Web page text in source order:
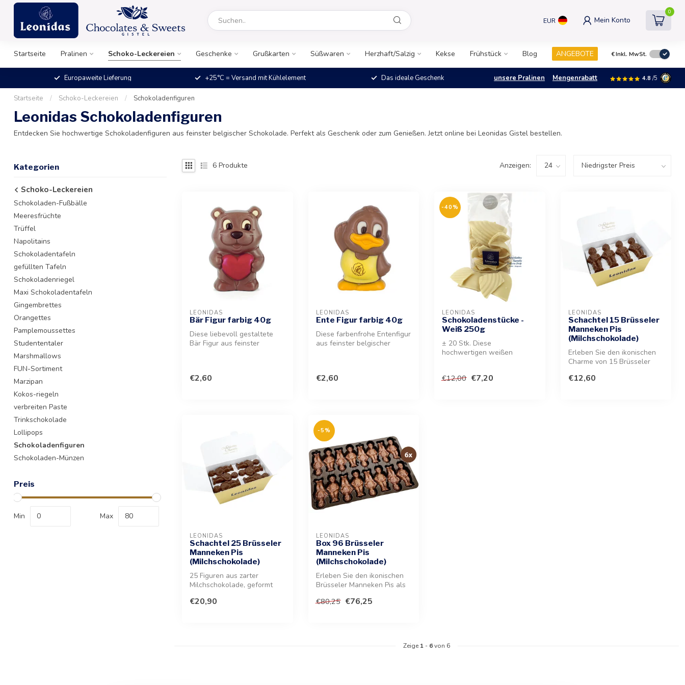
EUR Mein Konto
0
Startseite Pralinen Schoko-Leckereien Geschenke Grußkarten Süßwaren Herzhaft/Salzig Kekse Frühstück Blog ANGEBOTE €Inkl. MwSt.
Europaweite Lieferung +25°C = Versand mit Kühlelement Das ideale Geschenk unsere Pralinen Mengenrabatt 4.8 /5
Startseite / Schoko-Leckereien / Schokoladenfiguren
Leonidas Schokoladenfiguren
Entdecken Sie hochwertige Schokoladenfiguren aus feinster belgischer Schokolade. Perfekt als Geschenk oder zum Genießen. Jetzt online bei Leonidas Gistel bestellen.
Kategorien
Schoko-Leckereien
Schokoladen-Fußbälle
Meeresfrüchte
Trüffel
Napolitains
Schokoladentafeln
gefüllten Tafeln
Schokoladenriegel
Maxi Schokoladentafeln
Gingembrettes
Orangettes
Pamplemoussettes
Studententaler
Marshmallows
FUN-Sortiment
Marzipan
Kokos-riegeln
verbreiten Paste
Trinkschokolade
Lollipops
Schokoladenfiguren
Schokoladen-Münzen
Preis
Min Max
6 Produkte Anzeigen:
LEONIDAS
Bär Figur farbig 40g
Diese liebevoll gestaltete
Bär Figur aus feinster
€2,60
LEONIDAS
Ente Figur farbig 40g
Diese farbenfrohe Entenfigur
aus feinster belgischer
€2,60
-40%
LEONIDAS
Schokoladenstücke -
Weiß 250g
± 20 Stk. Diese
hochwertigen weißen
€12,00 €7,20
LEONIDAS
Schachtel 15 Brüsseler
Manneken Pis
(Milchschokolade)
Erleben Sie den ikonischen
Charme von 15 Brüsseler
Geferti...
€12,60
LEONIDAS
Schachtel 25 Brüsseler
Manneken Pis
(Milchschokolade)
25 Figuren aus zarter
Milchschokolade, geformt
Brüsseler Wahr...
€20,90
-5%
LEONIDAS
Box 96 Brüsseler
Manneken Pis
(Milchschokolade)
Erleben Sie den ikonischen
Brüsseler Manneken Pis als
€80,25 €76,25
Zeige 1 - 6von 6